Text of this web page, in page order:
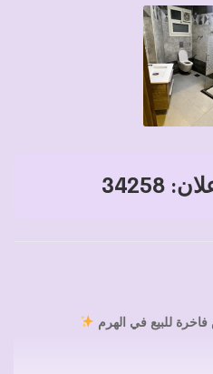
34258
للبيع في الهرم